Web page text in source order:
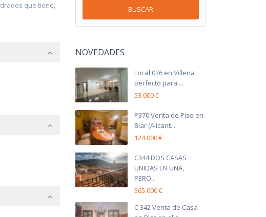
que tiene,
BUSCAR
NOVEDADES
Local 076 en Villena
perfecto para ...
53.000 €
P370 Venta de Piso en
Biar (Alicant...
124.000 €
C344 DOS CASAS
UNIDAS EN UNA,
PERO...
365.000 €
C 342 Venta de Casa